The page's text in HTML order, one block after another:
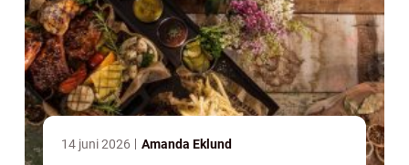
14 juni 2026 Amanda Eklund